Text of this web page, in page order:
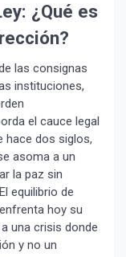
¿Qué es
las consignas
instituciones,
el cauce legal
hace dos siglos,
asoma a un
la paz sin
equilibrio de
hoy su
una crisis donde
y no un